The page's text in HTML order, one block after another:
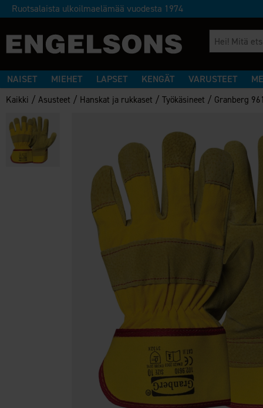
Ruotsalaista ulkoilmaelämää vuodesta 1974
NAISET MIEHET LAPSET KENGÄT VARUSTEET
Kaikki /Asusteet / Hanskat ja rukkaset /Työkäsineet / Granberg